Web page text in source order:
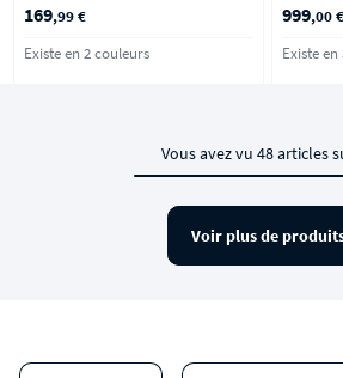
169,99 €
Existe en 2 couleurs
999,00 €
Existe
Vous avez vu 48 articles
Voir plus de